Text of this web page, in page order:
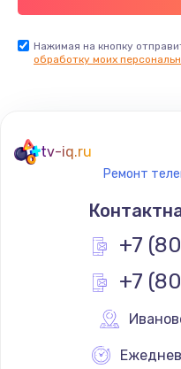
Нажимая на кнопку
обработку моих
tv-iq.ru
Ремонт
+7
+7